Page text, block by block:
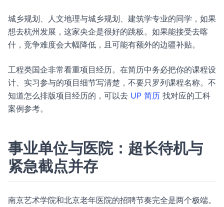
城乡规划、人文地理与城乡规划、建筑学专业的同学，如果
想去杭州发展，这家央企是很好的跳板。如果能接受去喀
什，竞争难度会大幅降低，且可能有额外的边疆补贴。
工程类国企非常看重项目经历。在简历中务必把你的课程设
计、实习参与的项目细节写清楚，不要只罗列课程名称。不
知道怎么排版项目经历的，可以去 UP 简历 找对应的工科
案例参考。
事业单位与医院：超长待机与
紧急截点并存
南京艺术学院和北京老年医院的招聘节奏完全是两个极端。